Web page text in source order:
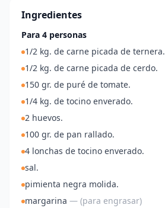
Ingredientes
Para 4 personas
1/2 kg. de carne picada de ternera.
1/2 kg. de carne picada de cerdo.
150 gr. de puré de tomate.
1/4 kg. de tocino enverado.
2 huevos.
100 gr. de pan rallado.
4 lonchas de tocino enverado.
sal.
pimienta negra molida.
margarina — (para engrasar)